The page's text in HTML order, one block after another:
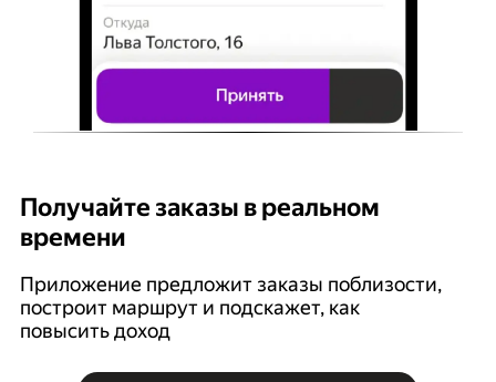
Получайте заказы в реальном
времени
Приложение предложит заказы поблизости,
построит маршрут и подскажет, как
повысить доход